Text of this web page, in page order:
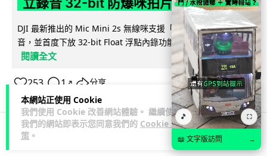
本網站正使用 Cookie
我們使用 Cookie 改善網站體驗。 繼續使用
我們的網站即表示您同意我們的 Cookie 政
策 。
DJI 最新推出的 Mic Mini 2s 無線咪支援「四發一收」分軌錄
音，並首度下放 32-bit Float 浮點內錄功能。本文經實測其...
閱讀全文
253 1 ↗ 分享
🎵 ⛶
📖 文字版訪問 →